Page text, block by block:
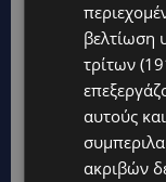
βελτίωση
τρίτων
αυτούς
ακριβών